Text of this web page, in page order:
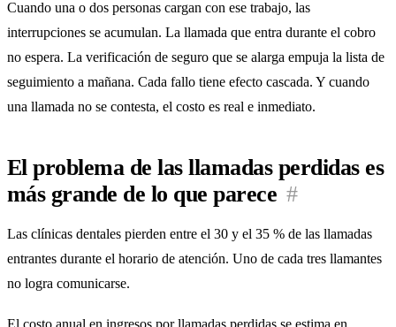
Cuando una o dos personas cargan con ese trabajo, las
interrupciones se acumulan. La llamada que entra durante el cobro
no espera. La verificación de seguro que se alarga empuja la lista de
seguimiento a mañana. Cada fallo tiene efecto cascada. Y cuando
una llamada no se contesta, el costo es real e inmediato.
El problema de las llamadas perdidas es
más grande de lo que parece #
Las clínicas dentales pierden entre el 30 y el 35 % de las llamadas
entrantes durante el horario de atención. Uno de cada tres llamantes
no logra comunicarse.